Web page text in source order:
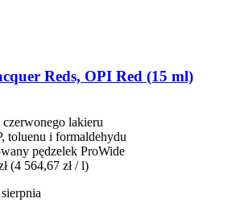
Reds, OPI Red (15 ml)
lakieru
toluenu i formaldehydu
pędzelek ProWide
(4 564,67 zł / l)